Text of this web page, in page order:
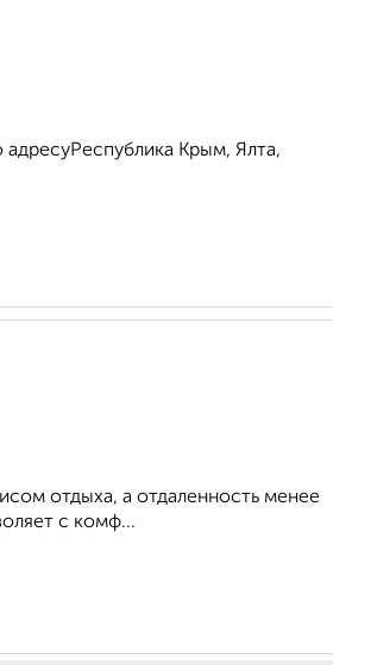
Крым, Ялта,
отдыха, а отдаленность менее
с комф...